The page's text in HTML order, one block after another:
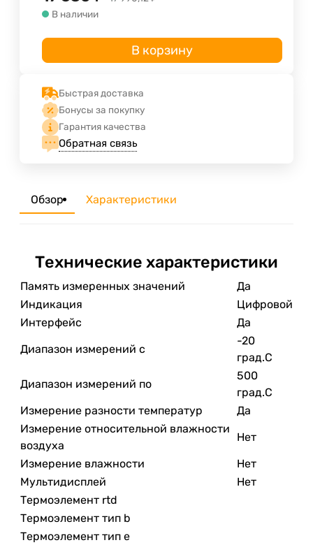
В наличии
В корзину
Быстрая доставка
Бонусы за покупку
Гарантия качества
Обратная связь
Обзор Характеристики
Технические характеристики
Память измеренных значений
Да
Индикация
Цифровой
Интерфейс
Да
Диапазон измерений с
-20
град.C
Диапазон измерений по
500
град.C
Измерение разности температур
Да
Измерение относительной влажности
воздуха
Нет
Измерение влажности
Нет
Мультидисплей
Нет
Термоэлемент rtd
Термоэлемент тип b
Термоэлемент тип е